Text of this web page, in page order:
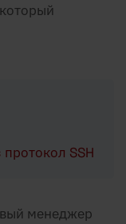
SSH
менеджер